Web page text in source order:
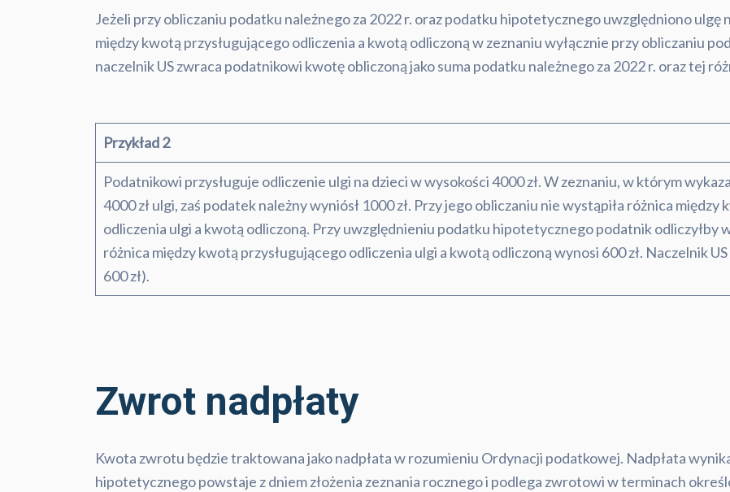
Jeżeli przy obliczaniu podatku należnego za 2022 r. oraz podatku hipotetycznego uwzględniono ulgę
między kwotą przysługującego odliczenia a kwotą odliczoną w zeznaniu wyłącznie przy obliczaniu
naczelnik US zwraca podatnikowi kwotę obliczoną jako suma podatku należnego za 2022 r. oraz tej
Przykład2
Podatnikowi przysługuje odliczenie ulgi na dzieci w wysokości 4000 zł. W zeznaniu, w którym
4000 zł ulgi, zaś podatek należny wyniósł 1000 zł. Przy jego obliczaniu nie wystąpiła różnica
odliczenia ulgi a kwotą odliczoną. Przy uwzględnieniu podatku hipotetycznego podatnik odliczyłby
różnica między kwotą przysługującego odliczenia ulgi a kwotą odliczoną wynosi 600 zł. Naczelnik
600 zł).
Zwrot nadpłaty
Kwota zwrotu będzie traktowana jako nadpłata w rozumieniu Ordynacji podatkowej. Nadpłata
hipotetycznego powstaje z dniem złożenia zeznania rocznego i podlega zwrotowi w terminach